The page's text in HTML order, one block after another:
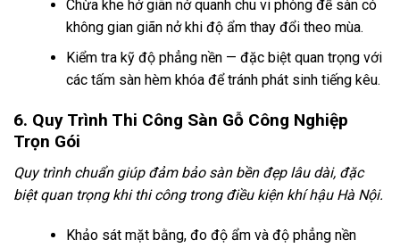
Chừa khe hở giãn nở quanh chu vi phòng để sàn có
không gian giãn nở khi độ ẩm thay đổi theo mùa.
Kiểm tra kỹ độ phẳng nền — đặc biệt quan trọng với
các tấm sàn hèm khóa để tránh phát sinh tiếng kêu.
6. Quy Trình Thi Công Sàn Gỗ Công Nghiệp
Trọn Gói
Quy trình chuẩn giúp đảm bảo sàn bền đẹp lâu dài, đặc
biệt quan trọng khi thi công trong điều kiện khí hậu Hà Nội.
Khảo sát mặt bằng, đo độ ẩm và độ phẳng nền